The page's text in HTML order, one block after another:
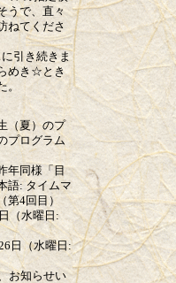
うで、直々
ねてくださ
引き続きま
めき☆とき
。
（夏）のプ
プログラム
年同様「目
語: タイムマ
第4回目）
（水曜日:
日（水曜日:
お知らせい